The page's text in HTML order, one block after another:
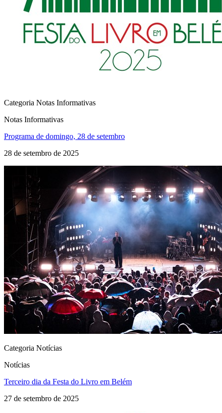
Categoria Notas Informativas
Notas Informativas
Programa de domingo, 28 de setembro
28 de setembro de 2025
Categoria Notícias
Notícias
Terceiro dia da Festa do Livro em Belém
27 de setembro de 2025